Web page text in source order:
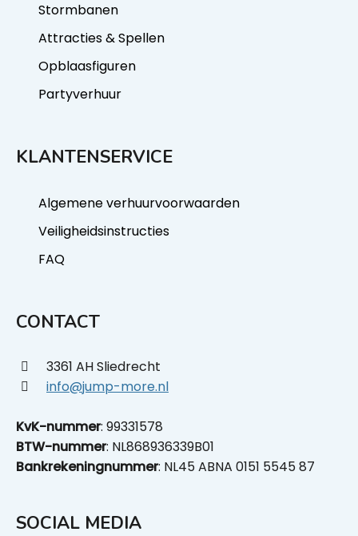
Stormbanen
Attracties & Spellen
Opblaasfiguren
Partyverhuur
KLANTENSERVICE
Algemene verhuurvoorwaarden
Veiligheidsinstructies
FAQ
CONTACT
3361 AH Sliedrecht
info@jump-more.nl
KvK-nummer: 99331578
BTW-nummer: NL868936339B01
Bankrekeningnummer: NL45 ABNA 0151 5545 87
SOCIAL MEDIA